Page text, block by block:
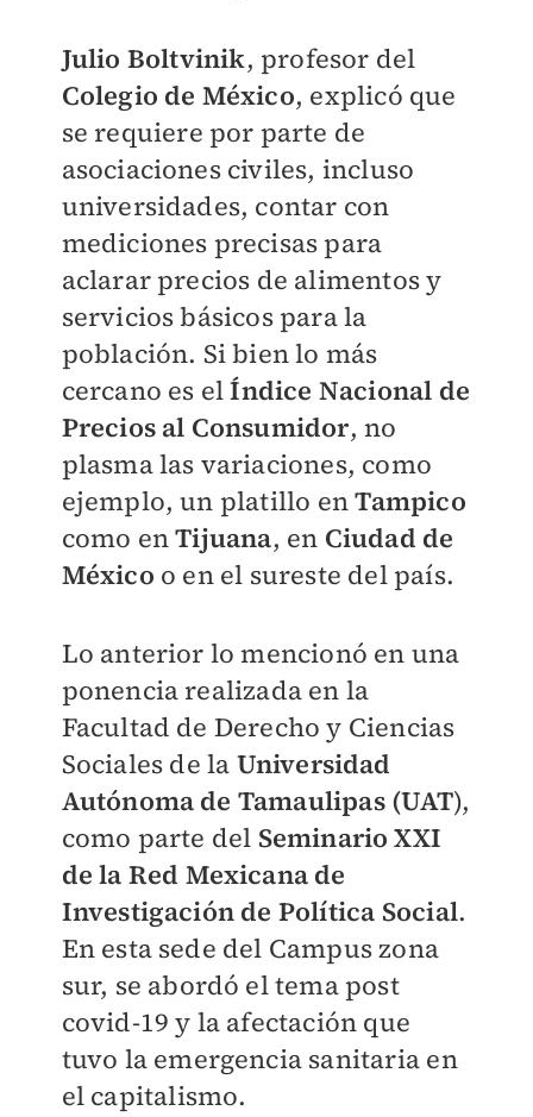
Julio Boltvinik, profesor del
Colegio de México, explicó que
se requiere por parte de
asociaciones civiles, incluso
universidades, contar con
mediciones precisas para
aclarar precios de alimentos y
servicios básicos para la
población. Si bien lo más
cercano es elÍndice Nacional de
Precios al Consumidor, no
plasma las variaciones, como
ejemplo, un platillo enTampico
como enTijuana, en Ciudad de
México o en el sureste del país.
Lo anterior lo mencionó en una
ponencia realizada en la
Facultad de Derecho y Ciencias
Sociales de la Universidad
Autónoma de Tamaulipas (UAT),
como parte del Seminario XXI
de la Red Mexicana de
Investigación de Política Social.
En esta sede del Campus zona
sur, se abordó el tema post
covid-19 y la afectación que
tuvo la emergencia sanitaria en
el capitalismo.